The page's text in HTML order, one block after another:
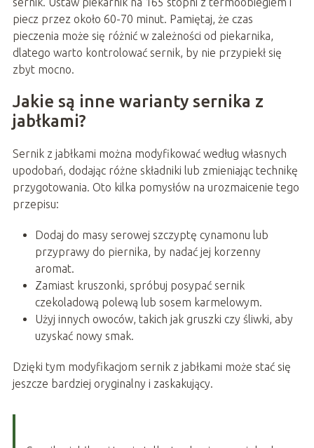
piecz przez około 60-70 minut. Pamiętaj, że czas
pieczenia może się różnić w zależności od piekarnika,
dlatego warto kontrolować sernik, by nie przypiekł się
zbyt mocno.
Jakie są inne warianty sernika z
jabłkami?
Sernik z jabłkami można modyfikować według własnych
upodobań, dodając różne składniki lub zmieniając technikę
przygotowania. Oto kilka pomysłów na urozmaicenie tego
przepisu:
Dodaj do masy serowej szczyptę cynamonu lub
przyprawy do piernika, by nadać jej korzenny
aromat.
Zamiast kruszonki, spróbuj posypać sernik
czekoladową polewą lub sosem karmelowym.
Użyj innych owoców, takich jak gruszki czy śliwki, aby
uzyskać nowy smak.
Dzięki tym modyfikacjom sernik z jabłkami może stać się
jeszcze bardziej oryginalny i zaskakujący.